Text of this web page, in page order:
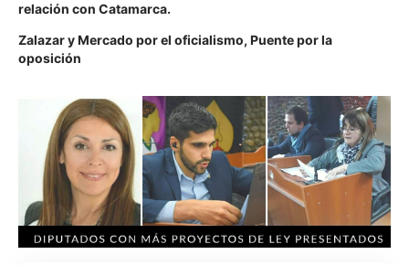
relación con Catamarca.
Zalazar y Mercado por el oficialismo, Puente por la
oposición